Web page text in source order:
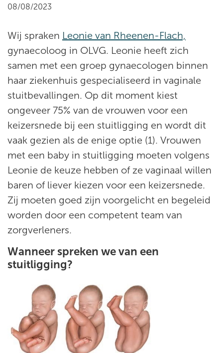
08/08/2023
Wij spraken Leonie van Rheenen-Flach,
gynaecoloog in OLVG. Leonie heeft zich
samen met een groep gynaecologen binnen
haar ziekenhuis gespecialiseerd in vaginale
stuitbevallingen. Op dit moment kiest
ongeveer 75% van de vrouwen voor een
keizersnede bij een stuitligging en wordt dit
vaak gezien als de enige optie (1). Vrouwen
met een baby in stuitligging moeten volgens
Leonie de keuze hebben of ze vaginaal willen
baren of liever kiezen voor een keizersnede.
Zij moeten goed zijn voorgelicht en begeleid
worden door een competent team van
zorgverleners.
Wanneer spreken we van een
stuitligging?